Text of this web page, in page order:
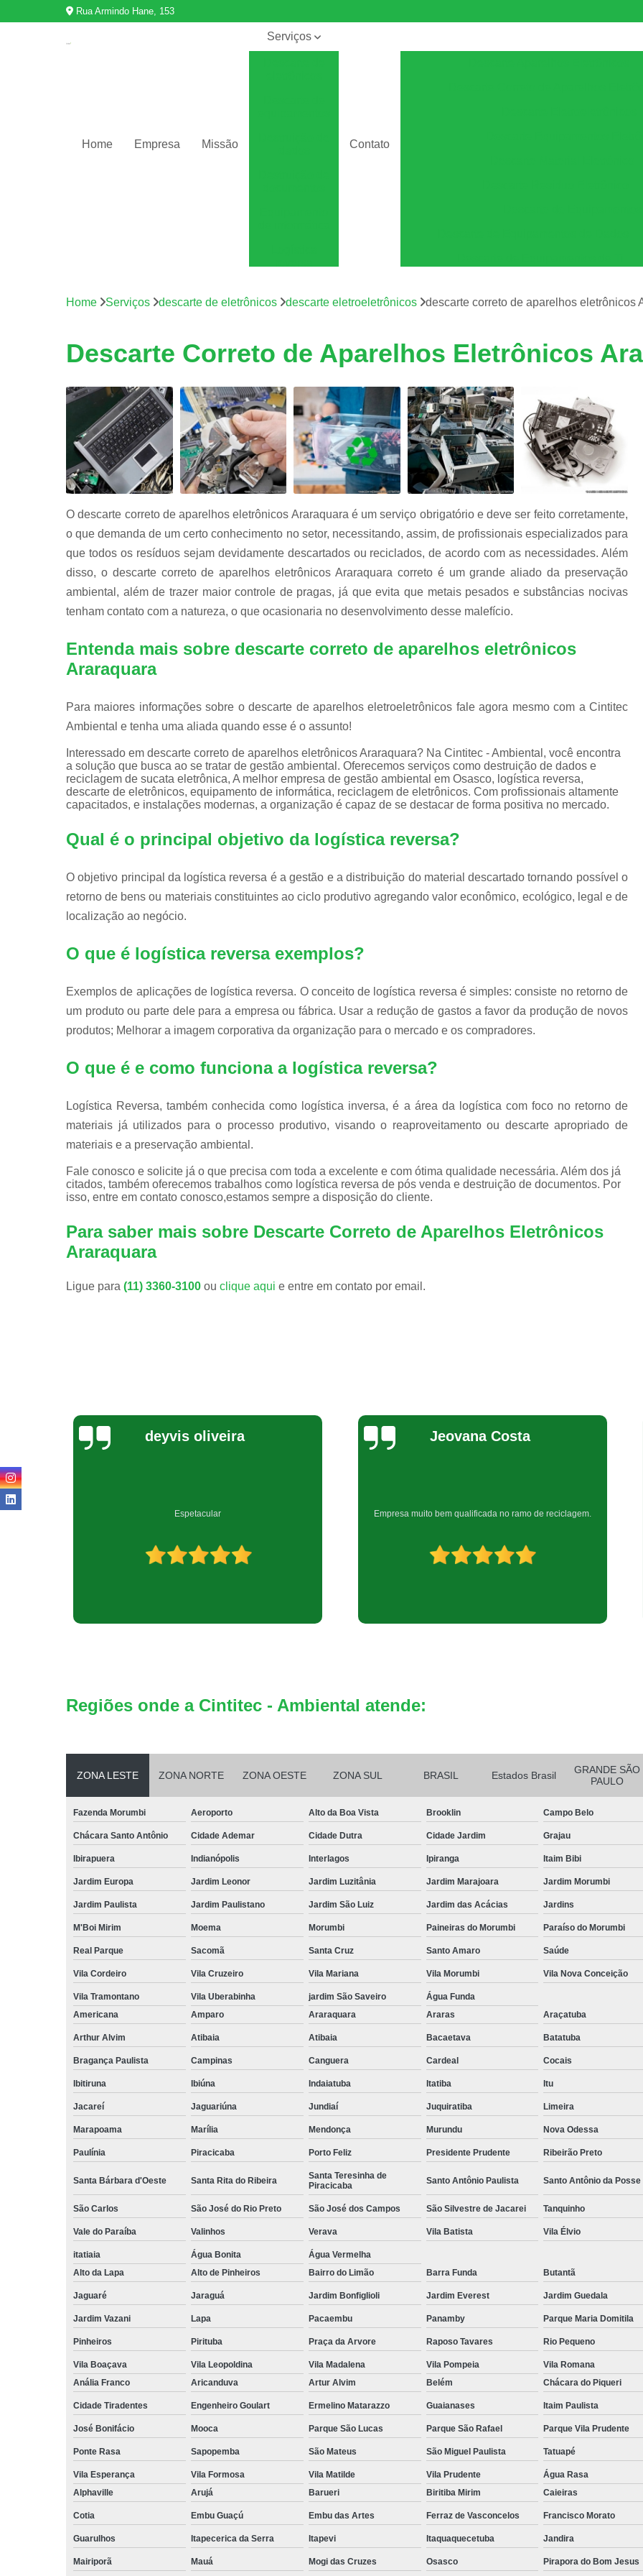
Rua Armindo Hane, 153
Home Empresa Missão
Serviços
de eletrônicos
informática
de placas
Reciclagens
de baterias
Contato
Descarte Equipamentos de
Destruição de Armazenadores
Destruição de Dados e Hd's
Destruição de Dados Trituração
Destruição de Fita Magnética
Destruição de Documentos
Destruição Documentos Confidenciais
Destruição Documentos
Destruir Documentos Confidenciais
Equipamentos de Informática
Equipamentos de Informática para Empresa
Empresas Logística Reversa
Logística Reversa de Eletrônicos
Logística Reversa de Reciclagem
Empresa de Reciclagem Eletrônica
Reciclagem Componentes Eletrônicos
Reciclagem Equipamentos
Reciclagem de Equipamentos de
Reciclagem de Peças Informática
Reciclagem Produtos de
Reciclagem Placas Circuito
Reciclagem Placas Eletrônicas
Home Serviços descarte de eletrônicos descarte eletroeletrônicos descarte correto de aparelhos eletrônicos
Descarte Correto de Aparelhos Eletrônicos
O descarte correto de aparelhos eletrônicos Araraquara é um serviço obrigatório e deve ser feito corretamente,
o que demanda de um certo conhecimento no setor, necessitando, assim, de profissionais especializados para
que todos os resíduos sejam devidamente descartados ou reciclados, de acordo com as necessidades. Além
disso, o descarte correto de aparelhos eletrônicos Araraquara correto é um grande aliado da preservação
ambiental, além de trazer maior controle de pragas, já que evita que metais pesados e substâncias nocivas
tenham contato com a natureza, o que ocasionaria no desenvolvimento desse malefício.
Entenda mais sobre descarte correto de aparelhos eletrônicos
Araraquara
Para maiores informações sobre o descarte de aparelhos eletroeletrônicos fale agora mesmo com a Cintitec
Ambiental e tenha uma aliada quando esse é o assunto!
Interessado em descarte correto de aparelhos eletrônicos Araraquara? Na Cintitec - Ambiental, você encontra
a solução que busca ao se tratar de gestão ambiental. Oferecemos serviços como destruição de dados e
reciclagem de sucata eletrônica, A melhor empresa de gestão ambiental em Osasco, logística reversa,
descarte de eletrônicos, equipamento de informática, reciclagem de eletrônicos. Com profissionais altamente
capacitados, e instalações modernas, a organização é capaz de se destacar de forma positiva no mercado.
Qual é o principal objetivo da logística reversa?
O objetivo principal da logística reversa é a gestão e a distribuição do material descartado tornando possível o
retorno de bens ou materiais constituintes ao ciclo produtivo agregando valor econômico, ecológico, legal e de
localização ao negócio.
O que é logística reversa exemplos?
Exemplos de aplicações de logística reversa. O conceito de logística reversa é simples: consiste no retorno de
um produto ou parte dele para a empresa ou fábrica. Usar a redução de gastos a favor da produção de novos
produtos; Melhorar a imagem corporativa da organização para o mercado e os compradores.
O que é e como funciona a logística reversa?
Logística Reversa, também conhecida como logística inversa, é a área da logística com foco no retorno de
materiais já utilizados para o processo produtivo, visando o reaproveitamento ou descarte apropriado de
materiais e a preservação ambiental.
Fale conosco e solicite já o que precisa com toda a excelente e com ótima qualidade necessária. Além dos já
citados, também oferecemos trabalhos como logística reversa de pós venda e destruição de documentos. Por
isso, entre em contato conosco,estamos sempre a disposição do cliente.
Para saber mais sobre Descarte Correto de Aparelhos Eletrônicos
Araraquara
Ligue para (11) 3360-3100 ou clique aqui e entre em contato por email.
Jeovana Costa
Empresa muito bem qualificada no ramo de reciclagem.
Bel Araujo
Muito boa
Regiões onde a Cintitec - Ambiental atende:
ZONA LESTE ZONA NORTE ZONA OESTE ZONA SUL BRASIL Estados Brasil
GRANDE SÃO
PAULO
Fazenda Morumbi Aeroporto Alto da Boa Vista Brooklin Campo Belo
Chácara Santo Antônio Cidade Ademar Cidade Dutra Cidade Jardim Grajau
Ibirapuera Indianópolis Interlagos Ipiranga Itaim Bibi
Jardim Europa Jardim Leonor Jardim Luzitânia Jardim Marajoara Jardim Morumbi
Jardim Paulista Jardim Paulistano Jardim São Luiz Jardim das Acácias Jardins
M'Boi Mirim Moema Morumbi Paineiras do Morumbi Paraíso do Morumbi
Real Parque Sacomã Santa Cruz Santo Amaro Saúde
Vila Cordeiro Vila Cruzeiro Vila Mariana Vila Morumbi Vila Nova Conceição
Vila Tramontano Vila Uberabinha jardim São Saveiro
Água Funda
Americana
Amparo Araraquara Araras Araçatuba
Arthur Alvim Atibaia Atibaia Bacaetava Batatuba
Bragança Paulista Campinas Canguera Cardeal Cocais
Ibitiruna Ibiúna Indaiatuba Itatiba Itu
Jacareí Jaguariúna Jundiaí Juquiratiba Limeira
Marapoama Marília Mendonça Murundu Nova Odessa
Paulínia Piracicaba Porto Feliz Presidente Prudente Ribeirão Preto
Santa Bárbara d'Oeste Santa Rita do Ribeira
Santa Teresinha de
Piracicaba
Santo Antônio Paulista Santo Antônio da Posse
São Carlos São José do Rio Preto São José dos Campos São Silvestre de Jacarei Tanquinho
Vale do Paraíba Valinhos Verava Vila Batista Vila Élvio
itatiaia Água Bonita
Água Vermelha
Alto da Lapa
Alto de Pinheiros Bairro do Limão Barra Funda Butantã
Jaguaré Jaraguá Jardim Bonfiglioli Jardim Everest Jardim Guedala
Jardim Vazani Lapa Pacaembu Panamby Parque Maria Domitila
Pinheiros Pirituba Praça da Arvore Raposo Tavares Rio Pequeno
Vila Boaçava Vila Leopoldina Vila Madalena Vila Pompeia Vila Romana
Anália Franco
Aricanduva Artur Alvim Belém Chácara do Piqueri
Cidade Tiradentes Engenheiro Goulart Ermelino Matarazzo Guaianases Itaim Paulista
José Bonifácio Mooca Parque São Lucas Parque São Rafael Parque Vila Prudente
Ponte Rasa Sapopemba São Mateus São Miguel Paulista Tatuapé
Vila Esperança Vila Formosa Vila Matilde Vila Prudente
Água Rasa
Alphaville
Arujá Barueri Biritiba Mirim Caieiras
Cotia Embu Guaçú Embu das Artes Ferraz de Vasconcelos Francisco Morato
Guarulhos Itapecerica da Serra Itapevi Itaquaquecetuba Jandira
Mairiporã Mauá Mogi das Cruzes Osasco Pirapora do Bom Jesus